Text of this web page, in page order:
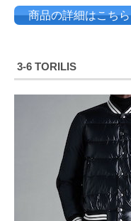
商品の詳細はこちら
3‐6 TORILIS